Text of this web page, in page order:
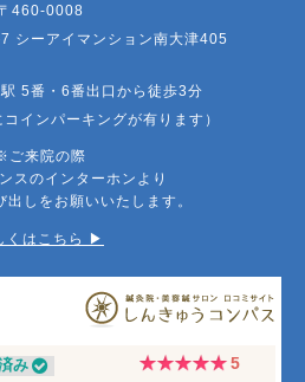
460-0008
シーアイマンション南大津405
5番・6番出口から徒歩3分
インパーキングが有ります）
ご来院の際
スのインターホンより
しをお願いいたします。
くはこちら ▶︎